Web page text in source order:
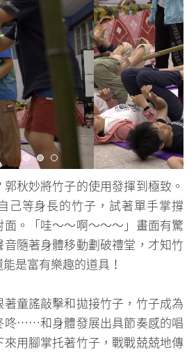
秋妙將竹子的使用發揮到極致。
己等身長的竹子，試著單手掌撐
。「哇～～啊～～～」畫面有驚
音隨著身體移動劃破禮堂，才知竹
是富有樂趣的道具！
童謠敲擊和拋接竹子，竹子成為
咚⋯⋯和身體發展出具節奏感的唱
用腳掌托著竹子，戰戰兢兢地傳